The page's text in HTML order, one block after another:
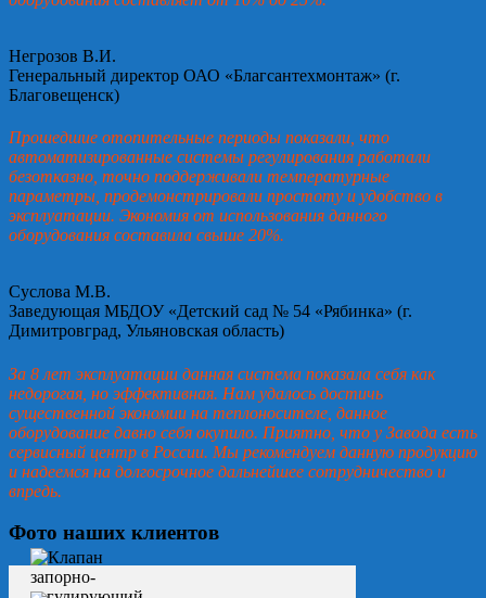
Негрозов В.И.
Генеральный директор ОАО «Благсантехмонтаж» (г.
Благовещенск)
Прошедшие отопительные периоды показали, что
автоматизированные системы регулирования работали
безотказно, точно поддерживали температурные
параметры, продемонстрировали простоту и удобство в
эксплуатации. Экономия от использования данного
оборудования составила свыше 20%.
Суслова М.В.
Заведующая МБДОУ «Детский сад № 54 «Рябинка» (г.
Димитровград, Ульяновская область)
За 8 лет эксплуатации данная система показала себя как
недорогая, но эффективная. Нам удалось достичь
существенной экономии на теплоносителе, данное
оборудование давно себя окупило. Приятно, что у Завода есть
сервисный центр в России. Мы рекомендуем данную продукцию
и надеемся на долгосрочное дальнейшее сотрудничество и
впредь.
Фото наших клиентов